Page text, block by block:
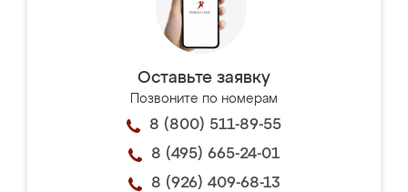
Оставьте заявку
Позвоните по номерам
8 (800) 511-89-55
8 (495) 665-24-01
8 (926) 409-68-13